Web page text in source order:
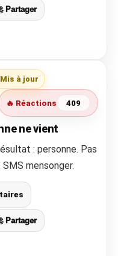
Partager
à jour
🔥 Réactions 409
ne vient
: personne. Pas
SMS mensonger.
Partager